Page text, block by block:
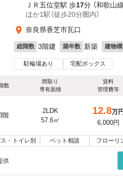
ＪＲ五位堂駅 歩17分 （和歌山線
ほか1駅（徒歩20分圏内）
奈良県香芝市瓦口
総階数 3階建 築年数 新築 建物
駐輪場あり 宅配ボックス
数
間取り
専有面積
賃料
管理費等
階
2LDK
57.6㎡
12.8万円
6,000円
・トイレ別 ペット相談 フローリ
供